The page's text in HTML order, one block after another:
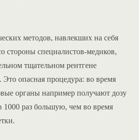
методов, навлекших на себя
стороны специалистов-медиков,
тщательном рентгене
Это опасная процедура: во время
органы например получают дозу
1000 раз большую, чем во время